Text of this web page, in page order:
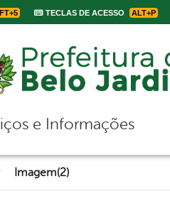
TECLAS DE ACESSO ALT+P
principal de navegação
e Informações
Imagem(2)